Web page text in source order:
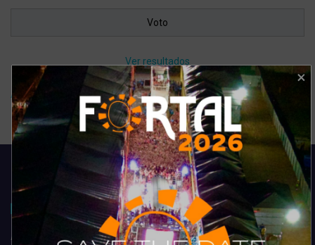
Ver resultados
Arquivo de enquete
Acompanhe todas as novidades do entretenimento na região de